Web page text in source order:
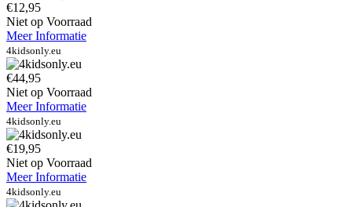
€12,95
Niet op Voorraad
Meer Informatie
4kidsonly.eu
€44,95
Niet op Voorraad
Meer Informatie
4kidsonly.eu
€19,95
Niet op Voorraad
Meer Informatie
4kidsonly.eu